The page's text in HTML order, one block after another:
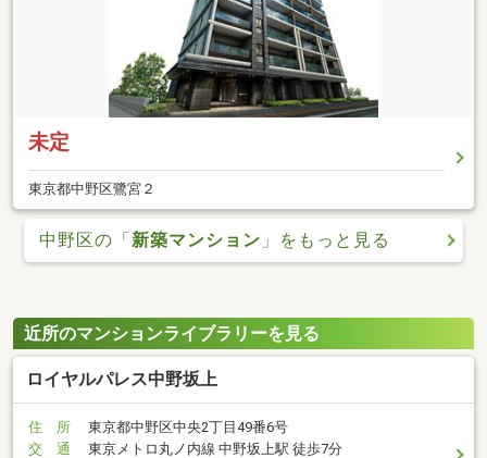
未定
東京都中野区鷺宮２
中野区の「新築マンション 」をもっと見る
近所のマンションライブラリーを見る
ロイヤルパレス中野坂上
住 所
東京都中野区中央2丁目49番6号
交 通
東京メトロ丸ノ内線 中野坂上駅 徒歩7分